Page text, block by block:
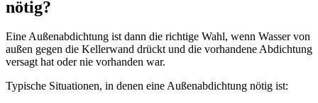
nötig?
Eine Außenabdichtung ist dann die richtige Wahl, wenn Wasser von
außen gegen die Kellerwand drückt und die vorhandene Abdichtung
versagt hat oder nie vorhanden war.
Typische Situationen, in denen eine Außenabdichtung nötig ist: